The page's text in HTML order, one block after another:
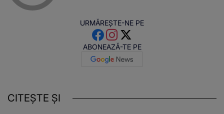
URMĂREȘTE-NE PE
ABONEAZĂ-TE PE
CITEȘTE ȘI